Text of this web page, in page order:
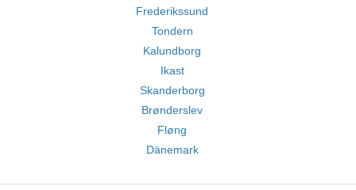
Frederikssund
Tondern
Kalundborg
Ikast
Skanderborg
Brønderslev
Fløng
Dänemark